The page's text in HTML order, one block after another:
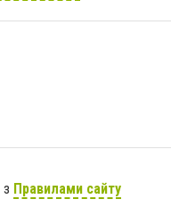
Правилами сайту